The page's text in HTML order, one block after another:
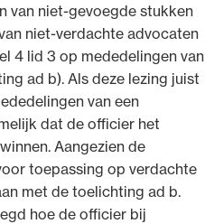
van niet-gevoegde stukken
niet-verdachte advocaten
4 lid 3 op mededelingen van
ad b). Als deze lezing juist
van een
dat de officier het
Aangezien de
toepassing op verdachte
met de toelichting ad b.
hoe de officier bij